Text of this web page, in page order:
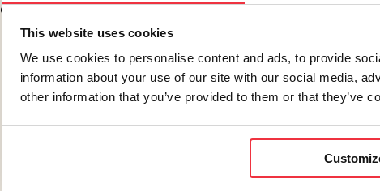
This website uses cookies
We use cookies to personalise content and ads, to provide
information about your use of our site with our social media,
other information that you’ve provided to them or that they’ve
enligt Miljöbyggnad Silver.